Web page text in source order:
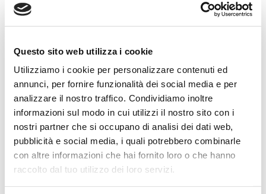
Questo sito web utilizza i cookie
Utilizziamo i cookie per personalizzare contenuti ed
annunci, per fornire funzionalità dei social media e per
analizzare il nostro traffico. Condividiamo inoltre
informazioni sul modo in cui utilizzi il nostro sito con i
nostri partner che si occupano di analisi dei dati web,
pubblicità e social media, i quali potrebbero combinarle
con altre informazioni che hai fornito loro o che hanno
raccolto dal tuo utilizzo dei loro servizi.
Al termine della funzione religiosa si proseguirà per il
cerimonia.
Reggio Emilia, 29 Novembre 2024
ORARI CASA FUNERARIA